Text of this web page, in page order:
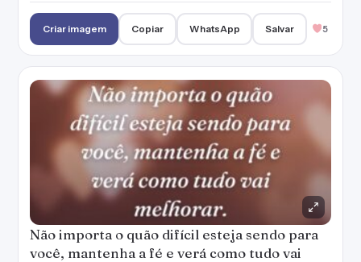
Criar imagem Copiar WhatsApp Salvar 5
Não importa o quão difícil esteja sendo para
você, mantenha a fé e verá como tudo vai